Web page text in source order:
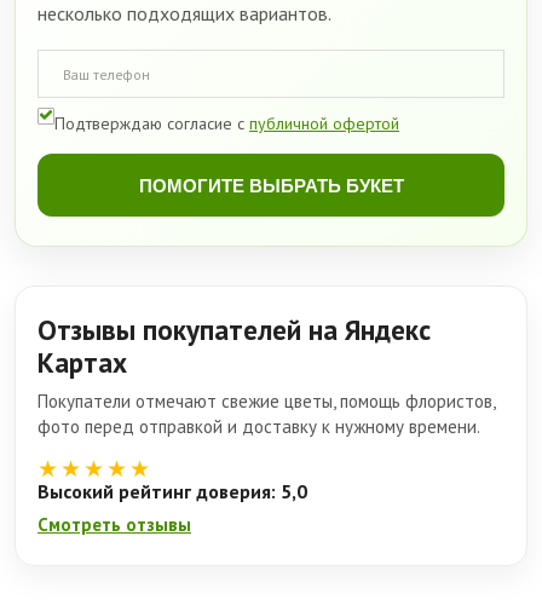
несколько подходящих вариантов.
Подтверждаю согласие с публичной офертой
ПОМОГИТЕ ВЫБРАТЬ БУКЕТ
Отзывы покупателей на Яндекс
Картах
Покупатели отмечают свежие цветы, помощь флористов,
фото перед отправкой и доставку к нужному времени.
★★★★★
Высокий рейтинг доверия: 5,0
Смотреть отзывы